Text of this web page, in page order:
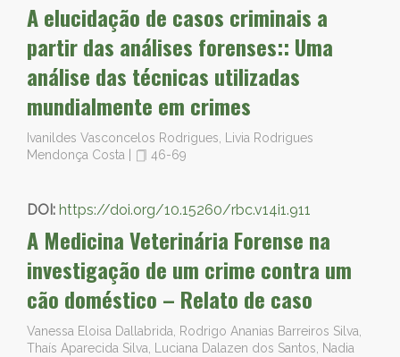
A elucidação de casos criminais a
partir das análises forenses:: Uma
análise das técnicas utilizadas
mundialmente em crimes
Ivanildes Vasconcelos Rodrigues, Livia Rodrigues
Mendonça Costa
46-69
DOI: https://doi.org/10.15260/rbc.v14i1.911
A Medicina Veterinária Forense na
investigação de um crime contra um
cão doméstico – Relato de caso
Vanessa Eloisa Dallabrida, Rodrigo Ananias Barreiros Silva,
Thaís Aparecida Silva, Luciana Dalazen dos Santos, Nadia